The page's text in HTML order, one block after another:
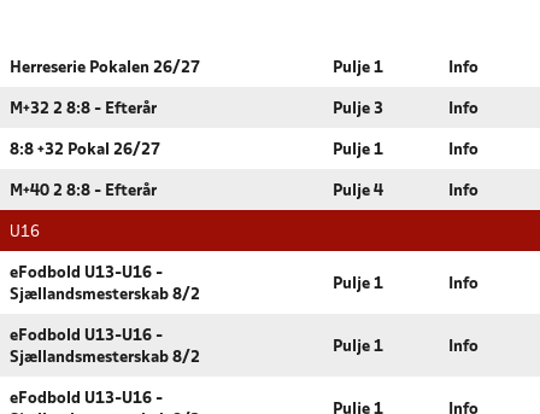
Herreserie Pokalen 26/27 Pulje 1 Info
M+32 2 8:8 - Efterår Pulje 3 Info
8:8 +32 Pokal 26/27 Pulje 1 Info
M+40 2 8:8 - Efterår Pulje 4 Info
U16
eFodbold U13-U16 -
Sjællandsmesterskab 8/2
Pulje 1 Info
eFodbold U13-U16 -
Sjællandsmesterskab 8/2
Pulje 1 Info
eFodbold U13-U16 -
Pulje 1 Info